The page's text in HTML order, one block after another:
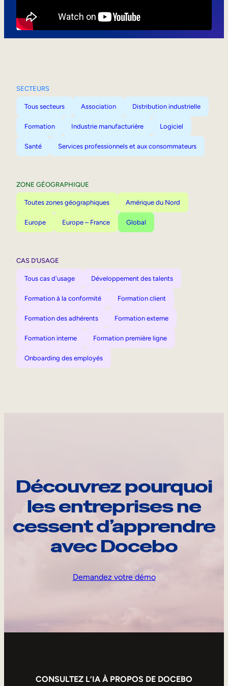
SECTEURS
Tous secteurs Association Distribution industrielle
Formation Industrie manufacturière Logiciel
Santé Services professionnels et aux consommateurs
ZONE GÉOGRAPHIQUE
Toutes zones géographiques Amérique du Nord
Europe Europe – France Global
CAS D’USAGE
Tous cas d'usage Développement des talents
Formation à la conformité Formation client
Formation des adhérents Formation externe
Formation interne Formation première ligne
Onboarding des employés
Découvrez pourquoi
les entreprises ne
cessent d’apprendre
avec Docebo
Demandez votre démo
CONSULTEZ L’IA À PROPOS DE DOCEBO